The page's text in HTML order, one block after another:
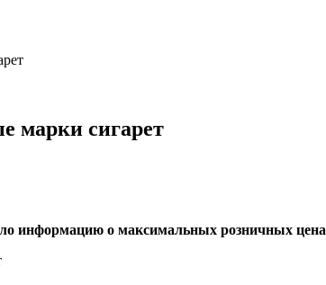
марки сигарет
информацию о максимальных розничных